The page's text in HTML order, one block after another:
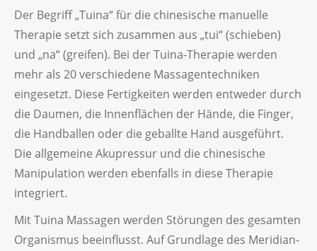
Der Begriff „Tuina“ für die chinesische manuelle
Therapie setzt sich zusammen aus „tui“ (schieben)
und „na“ (greifen). Bei der Tuina-Therapie werden
mehr als 20 verschiedene Massagentechniken
eingesetzt. Diese Fertigkeiten werden entweder durch
die Daumen, die Innenflächen der Hände, die Finger,
die Handballen oder die geballte Hand ausgeführt.
Die allgemeine Akupressur und die chinesische
Manipulation werden ebenfalls in diese Therapie
integriert.
Mit Tuina Massagen werden Störungen des gesamten
Organismus beeinflusst. Auf Grundlage des Meridian-